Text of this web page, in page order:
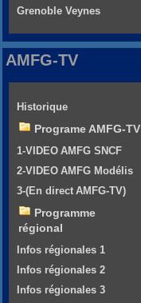
Grenoble Veynes
AMFG-TV
Historique
Programe AMFG-TV
1-VIDEO AMFG SNCF
2-VIDEO AMFG Modélis
3-(En direct AMFG-TV)
Programme
régional
Infos régionales 1
Infos régionales 2
Infos régionales 3